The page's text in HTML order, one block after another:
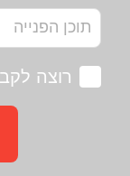
רוצה